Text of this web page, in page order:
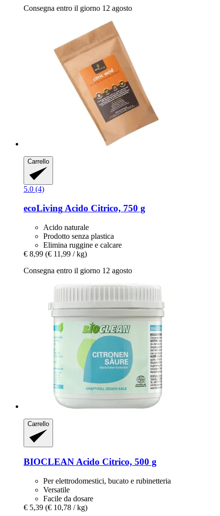
Consegna entro il giorno 12 agosto
Carrello
5.0 (4)
ecoLiving Acido Citrico, 750 g
Acido naturale
Prodotto senza plastica
Elimina ruggine e calcare
€ 8,99 (€ 11,99 / kg)
Consegna entro il giorno 12 agosto
Carrello
BIOCLEAN Acido Citrico, 500 g
Per elettrodomestici, bucato e rubinetteria
Versatile
Facile da dosare
€ 5,39 (€ 10,78 / kg)